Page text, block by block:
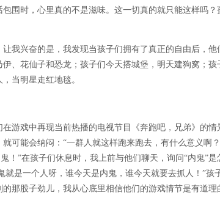
围时，心里真的不是滋味。这一切真的就只能这样吗
我兴奋的是，我发现当孩子们拥有了真正的自由后，他
、花仙子和恐龙；孩子们今天搭城堡，明天建狗窝；
当明星走红地毯。
游戏中再现当前热播的电视节目《奔跑吧，兄弟》的
可能会纳闷：“一群人就这样跑来跑去，有什么意义啊
”在孩子们休息时，我上前与他们聊天，询问“内鬼”是
就是一个人呀，谁今天是内鬼，谁今天就要去抓人！”孩
那股子劲儿，我从心底里相信他们的游戏情节是有道理